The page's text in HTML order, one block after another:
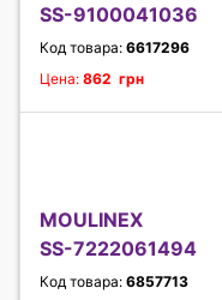
SS-9100041036
Код товара: 6617296
Цена: 862 грн
MOULINEX
SS-7222061494
Код товара: 6857713